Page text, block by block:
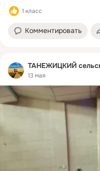
1 класс
Комментировать
13 мая